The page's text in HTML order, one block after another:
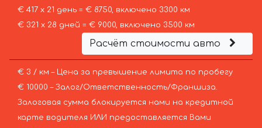
€ 417 х 21 день = € 8750, включено 3300 км
€ 321 х 28 дней = € 9000, включено 3500 км
Расчёт стоимости авто
€ 3 / км – Цена за превышение лимита по пробегу
€ 10000 – Залог/Ответственность/Франшиза.
Залоговая сумма блокируется нами на кредитной
карте водителя ИЛИ предоставляется Вами